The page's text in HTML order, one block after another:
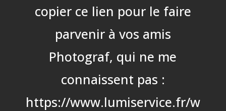
copier ce lien pour le faire
parvenir à vos amis
Photograf, qui ne me
connaissent pas :
https://www.lumiservice.fr/w